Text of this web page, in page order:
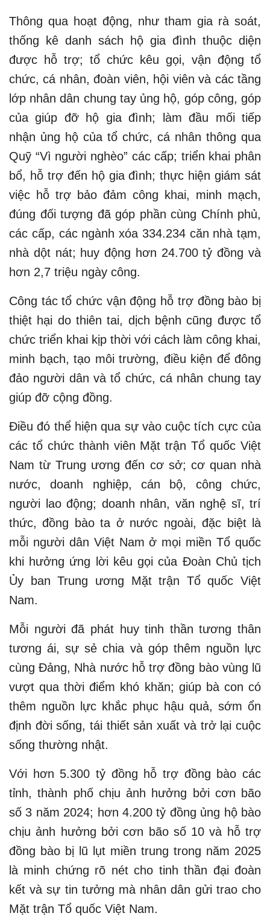
Thông qua hoạt động, như tham gia rà soát,
thống kê danh sách hộ gia đình thuộc diện
được hỗ trợ; tổ chức kêu gọi, vận động tổ
chức, cá nhân, đoàn viên, hội viên và các tầng
lớp nhân dân chung tay ủng hộ, góp công, góp
của giúp đỡ hộ gia đình; làm đầu mối tiếp
nhận ủng hộ của tổ chức, cá nhân thông qua
Quỹ “Vì người nghèo” các cấp; triển khai phân
bổ, hỗ trợ đến hộ gia đình; thực hiện giám sát
việc hỗ trợ bảo đảm công khai, minh mạch,
đúng đối tượng đã góp phần cùng Chính phủ,
các cấp, các ngành xóa 334.234 căn nhà tạm,
nhà dột nát; huy động hơn 24.700 tỷ đồng và
hơn 2,7 triệu ngày công.
Công tác tổ chức vận động hỗ trợ đồng bào bị
thiệt hại do thiên tai, dịch bệnh cũng được tổ
chức triển khai kịp thời với cách làm công khai,
minh bạch, tạo môi trường, điều kiện để đông
đảo người dân và tổ chức, cá nhân chung tay
giúp đỡ cộng đồng.
Điều đó thể hiện qua sự vào cuộc tích cực của
các tổ chức thành viên Mặt trận Tổ quốc Việt
Nam từ Trung ương đến cơ sở; cơ quan nhà
nước, doanh nghiệp, cán bộ, công chức,
người lao động; doanh nhân, văn nghệ sĩ, trí
thức, đồng bào ta ở nước ngoài, đặc biệt là
mỗi người dân Việt Nam ở mọi miền Tổ quốc
khi hưởng ứng lời kêu gọi của Đoàn Chủ tịch
Ủy ban Trung ương Mặt trận Tổ quốc Việt
Nam.
Mỗi người đã phát huy tinh thần tương thân
tương ái, sự sẻ chia và góp thêm nguồn lực
cùng Đảng, Nhà nước hỗ trợ đồng bào vùng lũ
vượt qua thời điểm khó khăn; giúp bà con có
thêm nguồn lực khắc phục hậu quả, sớm ổn
định đời sống, tái thiết sản xuất và trở lại cuộc
sống thường nhật.
Với hơn 5.300 tỷ đồng hỗ trợ đồng bào các
tỉnh, thành phố chịu ảnh hưởng bởi cơn bão
số 3 năm 2024; hơn 4.200 tỷ đồng ủng hộ bào
chịu ảnh hưởng bởi cơn bão số 10 và hỗ trợ
đồng bào bị lũ lụt miền trung trong năm 2025
là minh chứng rõ nét cho tinh thần đại đoàn
kết và sự tin tưởng mà nhân dân gửi trao cho
Mặt trận Tổ quốc Việt Nam.